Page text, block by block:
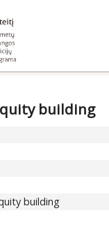
building
building